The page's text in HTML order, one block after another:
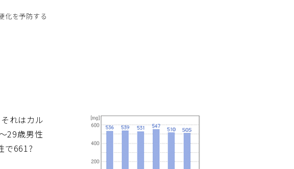
化を予防する
れはカル
29歳男性
で661?